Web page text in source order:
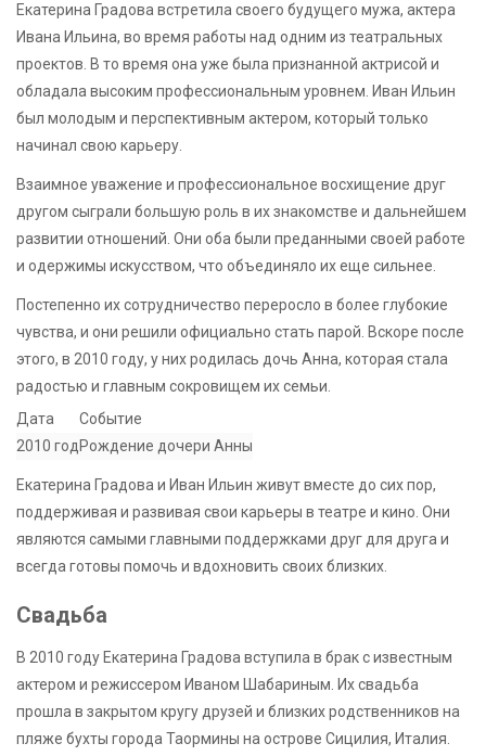
Екатерина Градова встретила своего будущего мужа, актера
Ивана Ильина, во время работы над одним из театральных
проектов. В то время она уже была признанной актрисой и
обладала высоким профессиональным уровнем. Иван Ильин
был молодым и перспективным актером, который только
начинал свою карьеру.
Взаимное уважение и профессиональное восхищение друг
другом сыграли большую роль в их знакомстве и дальнейшем
развитии отношений. Они оба были преданными своей работе
и одержимы искусством, что объединяло их еще сильнее.
Постепенно их сотрудничество переросло в более глубокие
чувства, и они решили официально стать парой. Вскоре после
этого, в 2010 году, у них родилась дочь Анна, которая стала
радостью и главным сокровищем их семьи.
Дата
Событие
2010 год Рождение дочери Анны
Екатерина Градова и Иван Ильин живут вместе до сих пор,
поддерживая и развивая свои карьеры в театре и кино. Они
являются самыми главными поддержками друг для друга и
всегда готовы помочь и вдохновить своих близких.
Свадьба
В 2010 году Екатерина Градова вступила в брак с известным
актером и режиссером Иваном Шабариным. Их свадьба
прошла в закрытом кругу друзей и близких родственников на
пляже бухты города Таормины на острове Сицилия, Италия.